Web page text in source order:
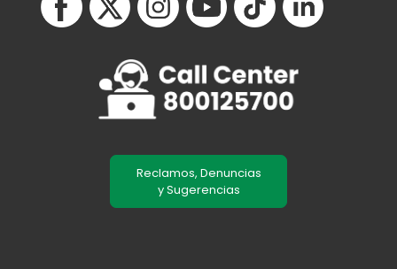
Reclamos, Denuncias
y Sugerencias